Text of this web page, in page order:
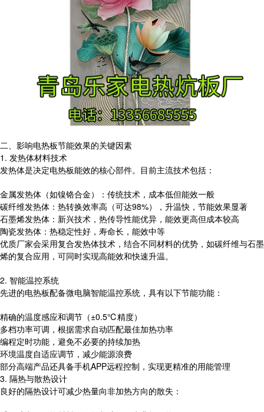
二、影响电热板节能效果的关键因素
1. 发热体材料技术
发热体是决定电热板能效的核心部件。目前主流技术包括：
金属发热体（如镍铬合金）：传统技术，成本低但能效一般
碳纤维发热体：热转换效率高（可达98%），升温快，节能效果显著
石墨烯发热体：新兴技术，热传导性能优异，能效更高但成本较高
陶瓷发热体：热稳定性好，寿命长，能效中等
优质厂家会采用复合发热体技术，结合不同材料的优势，如碳纤维与石墨
烯的复合应用，可同时实现高能效和快速升温。
2. 智能温控系统
先进的电热板配备微电脑智能温控系统，具有以下节能功能：
精确的温度感应和调节（±0.5℃精度）
多档功率可调，根据需求自动匹配最佳加热功率
编程定时功能，避免不必要的持续加热
环境温度自适应调节，减少能源浪费
部分高端产品还具备手机APP远程控制，实现更精准的用能管理
3. 隔热与散热设计
良好的隔热设计可减少热量向非加热方向的散失：